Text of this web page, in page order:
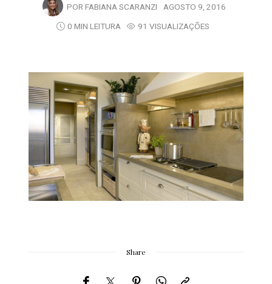
POR FABIANA SCARANZI AGOSTO 9, 2016
0 MIN LEITURA
91 VISUALIZAÇÕES
Share